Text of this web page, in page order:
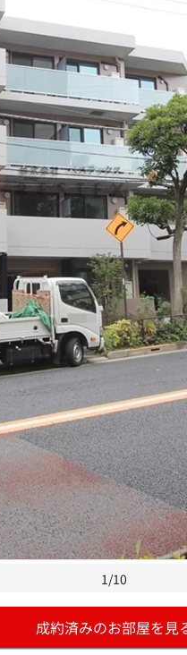
1/10
成約済みのお部屋を見